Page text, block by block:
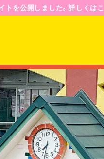
トを公開しました。詳しくはこ
のようす
園の一日
年間行事予定